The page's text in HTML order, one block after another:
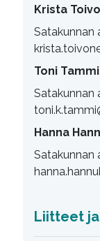
Krista
Satakunnan
Toni Tammi
Satakunnan
Hanna
Satakunnan
Liitteet